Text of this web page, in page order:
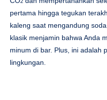
pertama hingga tegukan
kaleng saat mengandung
klasik menjamin bahwa Anda
minum di bar. Plus, ini adalah
lingkungan.